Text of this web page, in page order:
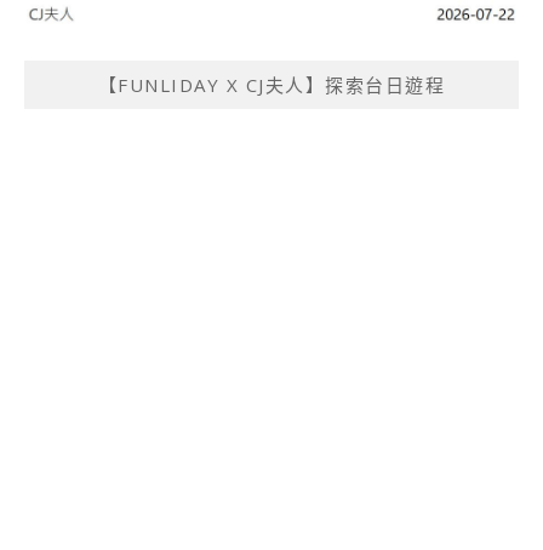
【FUNLIDAY X CJ夫人】探索台日遊程